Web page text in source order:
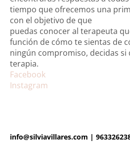
Login
tiempo que ofrecemos una
con el objetivo de que
puedas conocer al terapeuta
función de cómo te sientas de
ningún compromiso, decidas si
terapia.
Facebook
Instagram
info@silviavillares.com |